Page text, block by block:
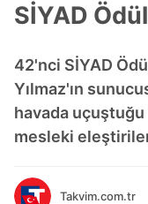
SİYAD
42'nci SİYAD
Yılmaz'ın
havada
mesleki
Takvim.com.tr